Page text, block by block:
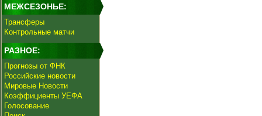
МЕЖСЕЗОНЬЕ:
Трансферы
Контрольные матчи
РАЗНОЕ:
Прогнозы от ФНК
Российские новости
Мировые Новости
Коэффициенты УЕФА
Голосование